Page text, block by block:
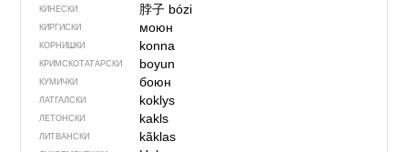
КИНЕСКИ 脖子 bózi
КИРГИСКИ моюн
КОРНИШКИ konna
КРИМСКОТАТАРСКИ boyun
КУМИЧКИ боюн
ЛАТГАЛСКИ koklys
ЛЕТОНСКИ kakls
ЛИТВАНСКИ kãklas